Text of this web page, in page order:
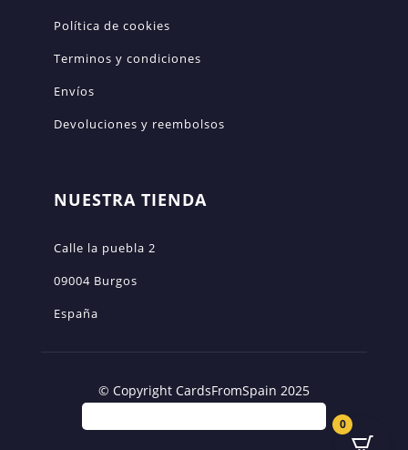
Política de cookies
Terminos y condiciones
Envíos
Devoluciones y reembolsos
NUESTRA TIENDA
Calle la puebla 2
09004 Burgos
España
© Copyright CardsFromSpain 2025
0